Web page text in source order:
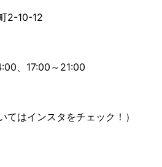
2-10-12
、17:00～21:00
てはインスタをチェック！）